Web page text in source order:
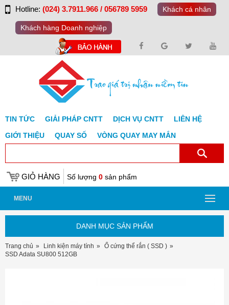
Hotline: (024) 3.7911.966 / 056789 5959 Khách cá nhân
Khách hàng Doanh nghiệp
TIN TỨC GIẢI PHÁP CNTT DỊCH VỤ CNTT
LIÊN HỆ
GIỚI THIỆU
QUAY SỐ VÒNG QUAY MAY MẮN
GIỎ HÀNG Số lượng 0 sản phẩm
MENU
DANH MỤC SẢN PHẨM
Trang chủ Linh kiện máy tính
Ổ cứng thể rắn ( SSD )
SSD Adata SU800 512GB